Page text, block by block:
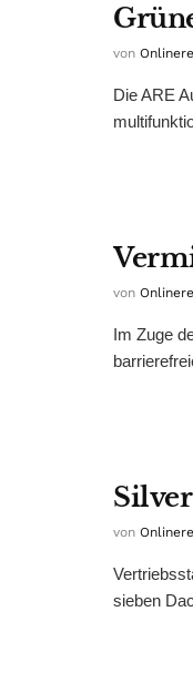
von
Die ARE
von
Im Zuge
von
sieben